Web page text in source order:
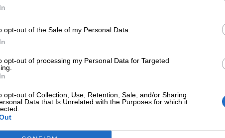
opt-out of the Sale of my Personal Data.
opt-out of processing my Personal Data for Targeted
opt-out of Collection, Use, Retention, Sale, and/or Sharing
Data that Is Unrelated with the Purposes for which it
Επαγγελματικής
για ασφαλιστικές και